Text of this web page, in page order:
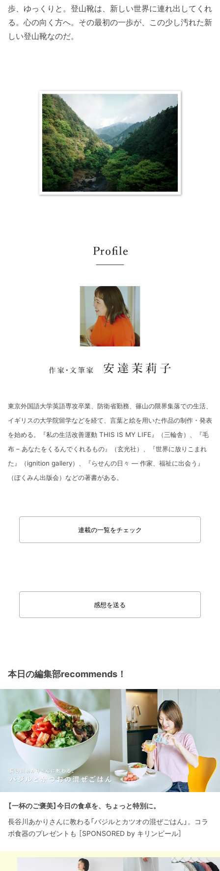
歩、ゆっくりと。登山靴は、新しい世界に連れ出してくれ
る。心の向く方へ。その最初の一歩が、この少し汚れた新
しい登山靴なのだ。
東京外国語大学英語専攻卒業、防衛省勤務、篠山の限界集落での生活、
イギリスの大学院留学などを経て、言葉と絵を用いた作品の制作・発表
を始める。『私の生活改善運動 THIS IS MY LIFE』（三輪舎）、『毛
布 – あなたをくるんでくれるもの』（玄光社）、『世界に放りこまれ
た』（ignition gallery）、『らせんの日々 ― 作家、福祉に出会う』
（ぼくみん出版会）などの著書がある。
連載の一覧をチェック
感想を送る
本日の編集部recommends！
【一杯のご褒美】今日の食卓を、ちょっと特別に。
長谷川あかりさんに教わる「バジルとカツオの混ぜごはん」。コラ
ボ食器のプレゼントも ［SPONSORED by キリンビール］